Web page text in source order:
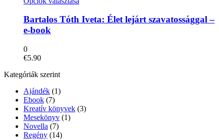
terméknek
Bartalos Tóth Iveta: Élet lejárt szavatossággal –
e-book
0
€5.90
Kategóriák szerint
Ajándék (1)
Ebook (7)
Kreatív könyvek (3)
Mesekönyv (1)
Novella (7)
Regény (14)